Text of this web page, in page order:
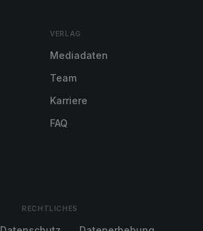
VERLAG
Mediadaten
Team
Karriere
FAQ
RECHTLICHES